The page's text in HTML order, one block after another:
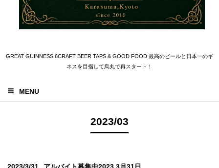
GREAT GUINNESS 6CRAFT BEER TAPS & GOOD FOOD 最高のビールと日本一のギ
ネスを目指して烏丸で再スタート！
MENU
2023/03